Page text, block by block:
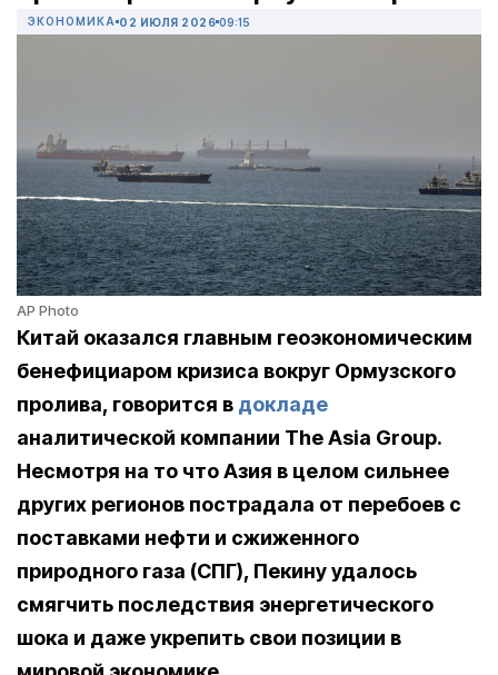
ЭКОНОМИКА 02 ИЮЛЯ 2026 09:15
AP Photo
Китай оказался главным геоэкономическим
бенефициаром кризиса вокруг Ормузского
пролива, говорится в докладе
аналитической компании The Asia Group.
Несмотря на то что Азия в целом сильнее
других регионов пострадала от перебоев с
поставками нефти и сжиженного
природного газа (СПГ), Пекину удалось
смягчить последствия энергетического
шока и даже укрепить свои позиции в